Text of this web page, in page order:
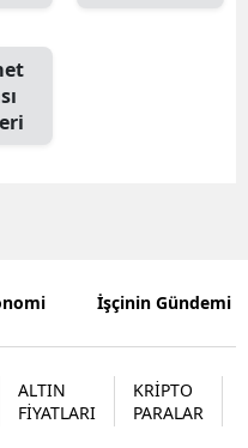
İşçinin Gündemi
ALTIN
FİYATLARI
KRİPTO
PARALAR